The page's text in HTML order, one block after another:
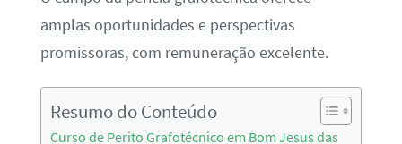
amplas oportunidades e perspectivas
promissoras, com remuneração excelente.
Resumo do Conteúdo
Curso de Perito Grafotécnico em Bom Jesus das